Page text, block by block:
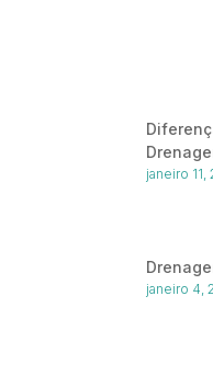
janeiro 11,
janeiro 4,